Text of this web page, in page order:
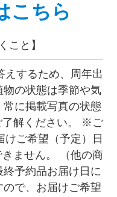
こちら
こと】
えするため、周年出
の状態は季節や気
に掲載写真の状態
了解ください。 ※ご
ご希望（予定）日
ません。 （他の商
予約品お届け日に
で、お届けご希望